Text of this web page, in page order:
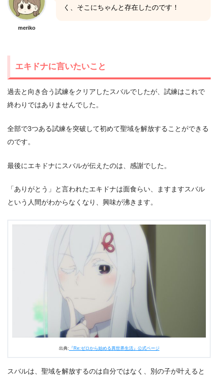
meriko
く、そこにちゃんと存在したのです！
エキドナに言いたいこと
過去と向き合う試練をクリアしたスバルでしたが、試練はこれで
終わりではありませんでした。
全部で3つある試練を突破して初めて聖域を解放することができる
のです。
最後にエキドナにスバルが伝えたのは、感謝でした。
「ありがとう」と言われたエキドナは面食らい、ますますスバル
という人間がわからなくなり、興味が沸きます。
出典: 『Re:ゼロから始める異世界生活』公式ページ
スバルは、聖域を解放するのは自分ではなく、別の子が叶えると